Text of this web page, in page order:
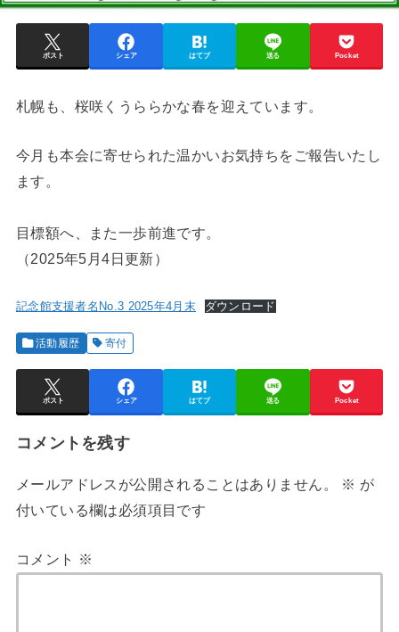
ポスト シェア はてブ 送る Pocket
札幌も、桜咲くうららかな春を迎えています。
今月も本会に寄せられた温かいお気持ちをご報告いたし
ます。
目標額へ、また一歩前進です。
（2025年5月4日更新）
記念館支援者名No.3 2025年4月末 ダウンロード
活動履歴 寄付
ポスト シェア はてブ 送る Pocket
コメントを残す
メールアドレスが公開されることはありません。 ※ が
付いている欄は必須項目です
コメント ※